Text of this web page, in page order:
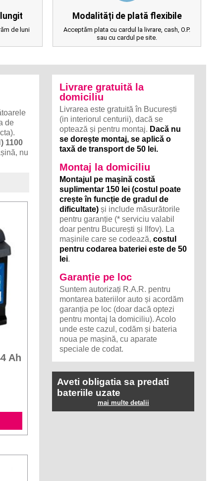
de luni
Modalități de plată flexibile
Acceptăm plata cu cardul la livrare, cash, O.P.
sau cu cardul pe site.
de
1100
nu
Ah
Livrare gratuită la
domiciliu
Livrarea este gratuită în București
(in interiorul centurii), dacă se
optează și pentru montaj. Dacă nu
se dorește montaj, se aplică o
taxă de transport de 50 lei.
Montaj la domiciliu
Montajul pe mașină costă
suplimentar 150 lei (costul poate
crește în funcție de gradul de
dificultate) și include măsurătorile
pentru garanție (* serviciu valabil
doar pentru București și Ilfov). La
mașinile care se codează,costul
pentru codarea bateriei este de 50
lei.
Garanție pe loc
Suntem autorizați R.A.R. pentru
montarea bateriilor auto și acordăm
garanția pe loc (doar dacă optezi
pentru montaj la domiciliu). Acolo
unde este cazul, codăm și bateria
noua pe mașină, cu aparate
speciale de codat.
Aveti obligatia sa predati
bateriile uzate
mai multe detalii